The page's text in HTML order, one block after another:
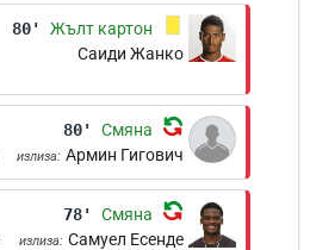
80'
Жълт картон
Саиди Жанко
80' Смяна
излиза: Армин Гигович
78' Смяна
излиза: Самуел Есенде